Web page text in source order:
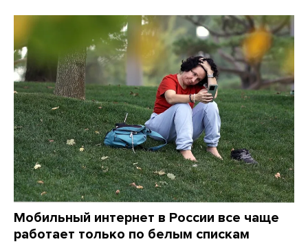
Мобильный интернет в России все чаще
работает только по белым спискам